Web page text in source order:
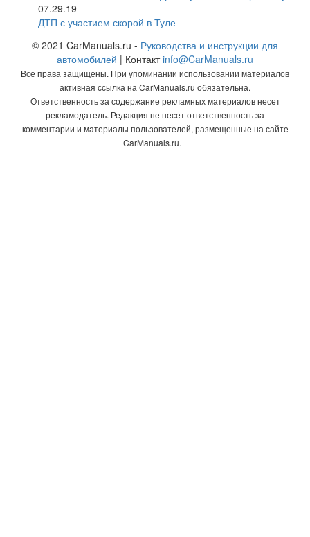
07.29.19
ДТП с участием скорой в Туле
© 2021 CarManuals.ru - Руководства и инструкции для
автомобилей | Контактinfo@CarManuals.ru
Все права защищены. При упоминании использовании материалов
активная ссылка на CarManuals.ru обязательна.
Ответственность за содержание рекламных материалов несет
рекламодатель. Редакция не несет ответственность за
комментарии и материалы пользователей, размещенные на сайте
CarManuals.ru.